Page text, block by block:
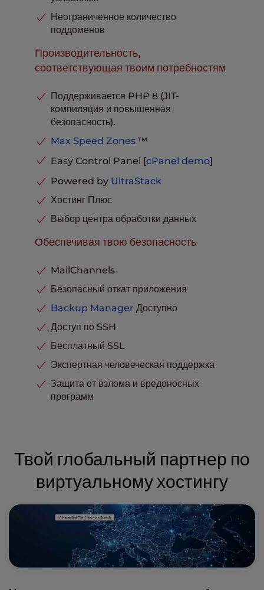
Продвинутое кэширование
Припаркованные домены
Неограниченный
Базы данных MySQL и
Хранение электронной почты на
ящик
20 ГБ
поддержка
В комплекте
Неограниченное количество
поддоменов
Производительность,
соответствующая твоим потребностям
Поддерживается PHP 8 (JIT-
компиляция и повышенная
безопасность).
Max Speed Zones™
Easy Control Panel [cPanel demo]
Powered by UltraStack
Хостинг Плюс
Выбор центра обработки данных
Обеспечивая твою безопасность
MailChannels
Безопасный откат приложения
Backup Manager Доступно
Доступ по SSH
Бесплатный SSL
Экспертная человеческая поддержка
Защита от взлома и вредоносных
программ
Твой глобальный партнер по
виртуальному хостингу